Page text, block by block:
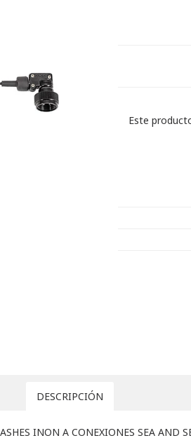
Este
DESCRIPCIÓN
INON A CONEXIONES SEA AND